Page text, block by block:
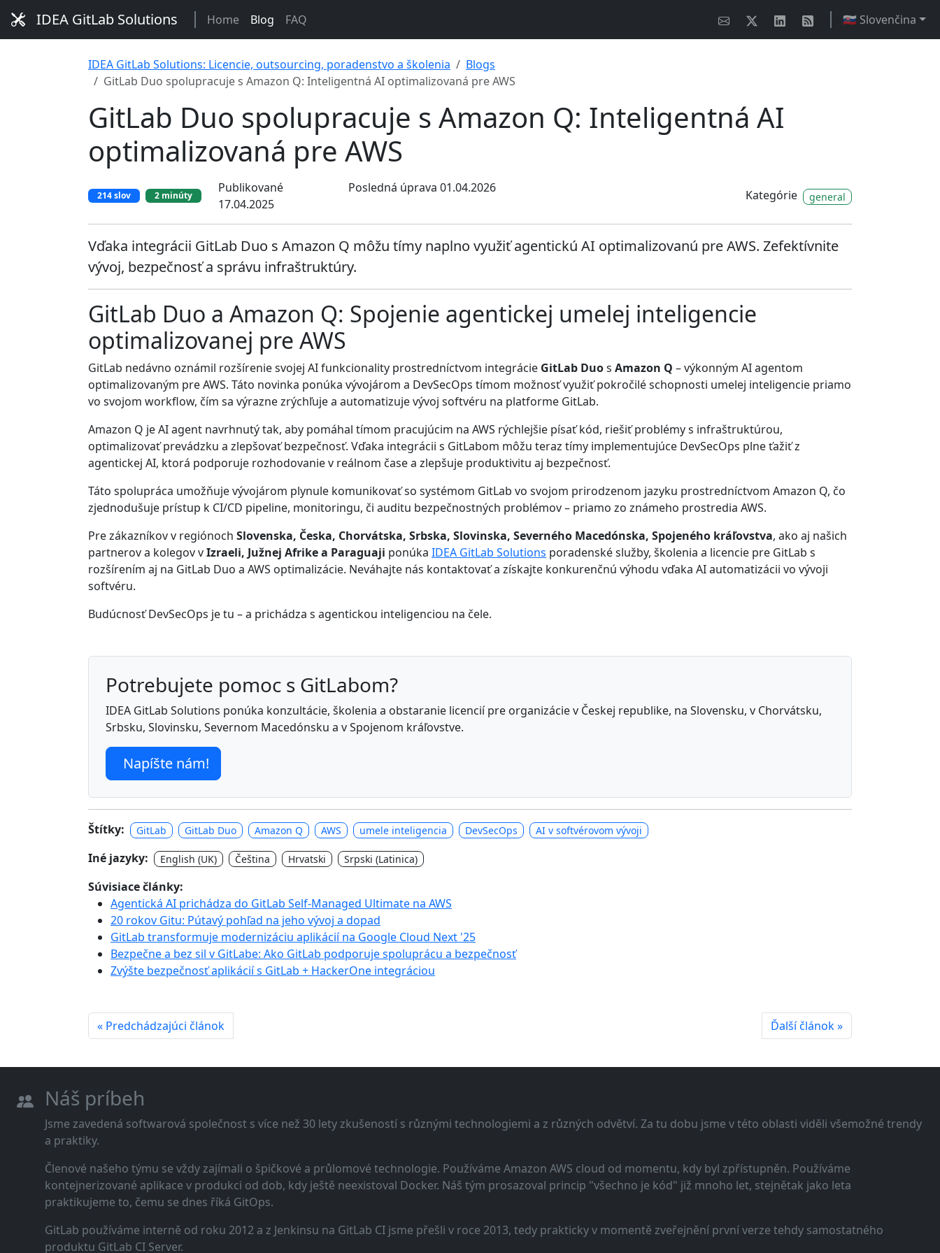
IDEA GitLab Solutions Home Blog FAQ 🇸🇰 Slovenčina
IDEA GitLab Solutions: Licencie, outsourcing, poradenstvo a školenia
Blogs
GitLab Duo spolupracuje s Amazon Q: Inteligentná AI optimalizovaná pre AWS
GitLab Duo spolupracuje s Amazon Q: Inteligentná AI
optimalizovaná pre AWS
214 slov 2 minúty
Publikované
17.04.2025
Posledná úprava 01.04.2026
Kategórie general
Vďaka integrácii GitLab Duo s Amazon Q môžu tímy naplno využiť agentickú AI optimalizovanú pre AWS. Zefektívnite
vývoj, bezpečnosť a správu infraštruktúry.
GitLab Duo a Amazon Q: Spojenie agentickej umelej inteligencie
optimalizovanej pre AWS
GitLab nedávno oznámil rozšírenie svojej AI funkcionality prostredníctvom integrácie GitLab Duos Amazon Q – výkonným AI agentom
optimalizovaným pre AWS. Táto novinka ponúka vývojárom a DevSecOps tímom možnosť využiť pokročilé schopnosti umelej inteligencie priamo
vo svojom workflow, čím sa výrazne zrýchľuje a automatizuje vývoj softvéru na platforme GitLab.
Amazon Q je AI agent navrhnutý tak, aby pomáhal tímom pracujúcim na AWS rýchlejšie písať kód, riešiť problémy s infraštruktúrou,
optimalizovať prevádzku a zlepšovať bezpečnosť. Vďaka integrácii s GitLabom môžu teraz tímy implementujúce DevSecOps plne ťažiť z
agentickej AI, ktorá podporuje rozhodovanie v reálnom čase a zlepšuje produktivitu aj bezpečnosť.
Táto spolupráca umožňuje vývojárom plynule komunikovať so systémom GitLab vo svojom prirodzenom jazyku prostredníctvom Amazon Q, čo
zjednodušuje prístup k CI/CD pipeline, monitoringu, či auditu bezpečnostných problémov – priamo zo známeho prostredia AWS.
Pre zákazníkov v regiónoch Slovenska, Česka, Chorvátska, Srbska, Slovinska, Severného Macedónska, Spojeného kráľovstva, ako aj našich
partnerov a kolegov vIzraeli, Južnej Afrike a Paraguaji ponúka IDEA GitLab Solutions poradenské služby, školenia a licencie pre GitLab s
rozšírením aj na GitLab Duo a AWS optimalizácie. Neváhajte nás kontaktovať a získajte konkurenčnú výhodu vďaka AI automatizácii vo vývoji
softvéru.
Budúcnosť DevSecOps je tu – a prichádza s agentickou inteligenciou na čele.
Potrebujete pomoc s GitLabom?
IDEA GitLab Solutions ponúka konzultácie, školenia a obstaranie licencií pre organizácie v Českej republike, na Slovensku, v Chorvátsku,
Srbsku, Slovinsku, Severnom Macedónsku a v Spojenom kráľovstve.
Napíšte nám!
Štítky: GitLab GitLab Duo Amazon Q AWS umele inteligencia DevSecOps AI v softvérovom vývoji
Iné jazyky: English (UK) Čeština Hrvatski Srpski (Latinica)
Súvisiace články:
Agentická AI prichádza do GitLab Self-Managed Ultimate na AWS
20 rokov Gitu: Pútavý pohľad na jeho vývoj a dopad
GitLab transformuje modernizáciu aplikácií na Google Cloud Next '25
Bezpečne a bez sil v GitLabe: Ako GitLab podporuje spoluprácu a bezpečnosť
Zvýšte bezpečnosť aplikácií s GitLab + HackerOne integráciou
« Predchádzajúci článok Ďalší článok »
Náš príbeh
Jsme zavedená softwarová společnost s více než 30 lety zkušeností s různými technologiemi a z různých odvětví. Za tu dobu jsme v této oblasti viděli všemožné trendy
a praktiky.
Členové našeho týmu se vždy zajímali o špičkové a průlomové technologie. Používáme Amazon AWS cloud od momentu, kdy byl zpřístupněn. Používáme
kontejnerizované aplikace v produkci od dob, kdy ještě neexistoval Docker. Náš tým prosazoval princip "všechno je kód" již mnoho let, stejnětak jako leta
praktikujeme to, čemu se dnes říká GitOps.
GitLab používáme interně od roku 2012 a z Jenkinsu na GitLab CI jsme přešli v roce 2013, tedy prakticky v momentě zveřejnění první verze tehdy samostatného
produktu GitLab CI Server.